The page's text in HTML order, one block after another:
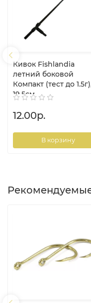
Кивок Fishlandia
летний боковой
Компакт (тест до
19.5см
12.00р.
В корзину